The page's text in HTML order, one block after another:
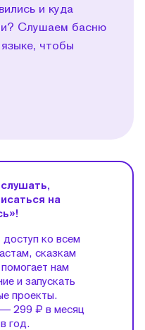
и куда
Слушаем басню
чтобы
на
ко всем
сказкам
нам
и запускать
проекты.
299 ₽ в месяц
год.